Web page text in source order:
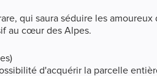
qui saura séduire les
au cœur des Alpes.
d'acquérir la parcelle